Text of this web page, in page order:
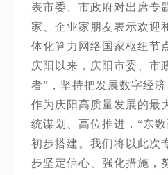
表市委、市政府对出席专
家、企业家朋友表示欢迎
体化算力网络国家枢纽节
庆阳以来，庆阳市委、市
者”，坚持把发展数字经
作为庆阳高质量发展的最
统谋划、高位推进，“东
初步搭建。我们将以此次
步坚定信心、强化措施，